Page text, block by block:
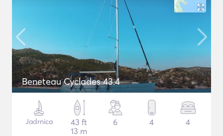
Beneteau Cyclades 43.4
Jadrnica
43 ft
13 m
6 4 4